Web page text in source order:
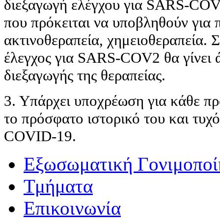
διεξαγωγή ελέγχου για SARS-
που πρόκειται να υποβληθούν
ακτινοθεραπεία, χημειοθεραπεία.
έλεγχος για SARS-COV2 θα
διεξαγωγής της θεραπείας.
3. Υπάρχει υποχρέωση για κάθε
το πρόσφατο ιστορικό του και
COVID-19.
Εξωσωματική
Τμήματα
Επικοινωνία